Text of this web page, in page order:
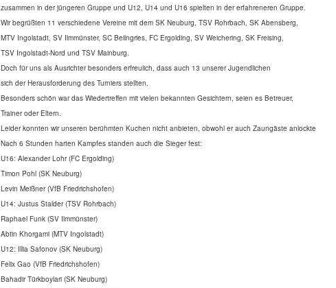
zusammen in der jüngeren Gruppe und U12, U14 und U16 spielten in der erfahreneren Gruppe.
Wir begrüßten 11 verschiedene Vereine mit dem SK Neuburg, TSV Rohrbach, SK Abensberg,
MTV Ingolstadt, SV Ilmmünster, SC Beilngries, FC Ergolding, SV Weichering, SK Freising,
TSV Ingolstadt-Nord und TSV Mainburg.
Doch für uns als Ausrichter besonders erfreulich, dass auch 13 unserer Jugendlichen
sich der Herausforderung des Turniers stellten.
Besonders schön war das Wiedertreffen mit vielen bekannten Gesichtern, seien es Betreuer,
Trainer oder Eltern.
Leider konnten wir unseren berühmten Kuchen nicht anbieten, obwohl er auch Zaungäste anlockte
Nach 6 Stunden harten Kampfes standen auch die Sieger fest:
U16: Alexander Lohr (FC Ergolding)
Timon Pohl (SK Neuburg)
Levin Meißner (VfB Friedrichshofen)
U14: Justus Stalder (TSV Rohrbach)
Raphael Funk (SV Ilmmünster)
Abtin Khorgami (MTV Ingolstadt)
U12: Illia Safonov (SK Neuburg)
Felix Gao (VfB Friedrichshofen)
Bahadir Türkboylari (SK Neuburg)